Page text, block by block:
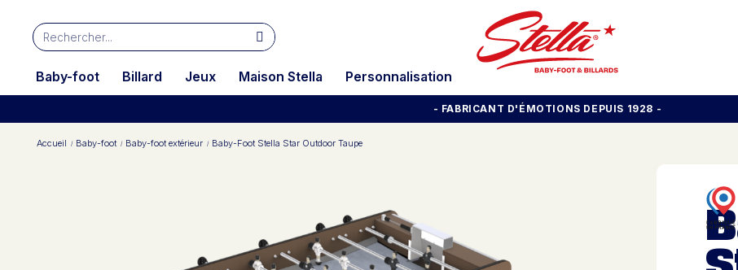
Baby-foot Billard Jeux Maison Stella Personnalisation
- FABRICANT D'ÉMOTIONS DEPUIS 1928 -
Accueil Baby-foot Baby-foot extérieur Baby-Foot Stella Star Outdoor Taupe